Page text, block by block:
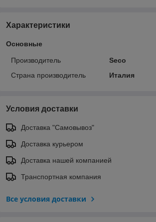
Характеристики
Основные
Производитель
Seco
Страна производитель
Италия
Условия доставки
Доставка "Самовывоз"
Доставка курьером
Доставка нашей компанией
Транспортная компания
Все условия доставки